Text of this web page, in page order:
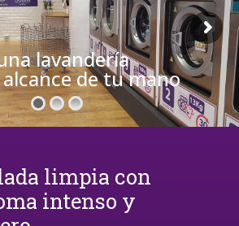
lavandería
de tu mano
limpia con
intenso y